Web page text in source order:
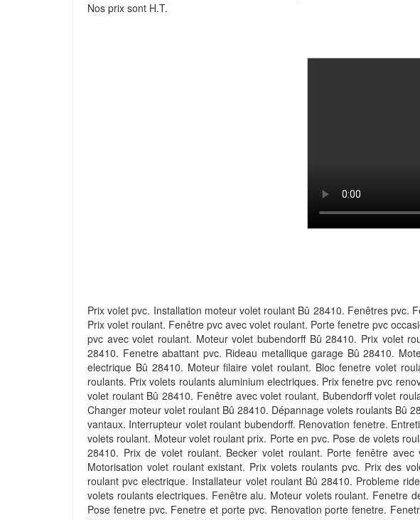
Nos prix sont H.T.
Prix volet pvc. Installation moteur volet roulant Bû 28410. Fenêtres pvc.
Prix volet roulant. Fenêtre pvc avec volet roulant. Porte fenetre pvc
pvc avec volet roulant. Moteur volet bubendorff Bû 28410. Prix volet
28410. Fenetre abattant pvc. Rideau metallique garage Bû 28410.
electrique Bû 28410. Moteur filaire volet roulant. Bloc fenetre volet
roulants. Prix volets roulants aluminium electriques. Prix fenetre pvc
volet roulant Bû 28410. Fenêtre avec volet roulant. Bubendorff volet
Changer moteur volet roulant Bû 28410. Dépannage volets roulants Bû
vantaux. Interrupteur volet roulant bubendorff. Renovation fenetre.
volets roulant. Moteur volet roulant prix. Porte en pvc. Pose de volets
28410. Prix de volet roulant. Becker volet roulant. Porte fenêtre
Motorisation volet roulant existant. Prix volets roulants pvc. Prix des
roulant pvc electrique. Installateur volet roulant Bû 28410. Probleme
volets roulants electriques. Fenêtre alu. Moteur volets roulant. Fenetre
Pose fenetre pvc. Fenetre et porte pvc. Renovation porte fenetre.